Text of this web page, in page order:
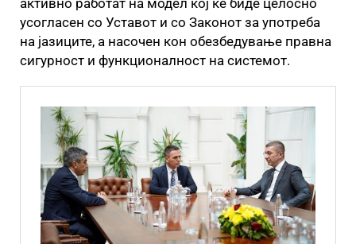
активно работат на модел кој ќе биде целосно
усогласен со Уставот и со Законот за употреба
на јазиците, а насочен кон обезбедување правна
сигурност и функционалност на системот.